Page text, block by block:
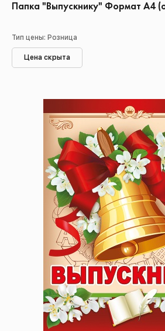
Папка "Выпускнику" Формат А4
Тип цены: Розница
Цена скрыта